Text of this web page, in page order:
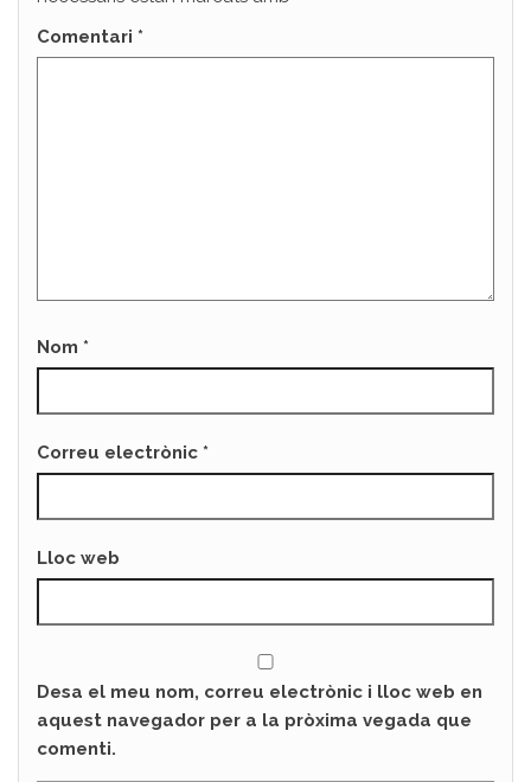
Comentari *
Nom *
Correu electrònic *
Lloc web
Desa el meu nom, correu electrònic i lloc web en
aquest navegador per a la pròxima vegada que
comenti.